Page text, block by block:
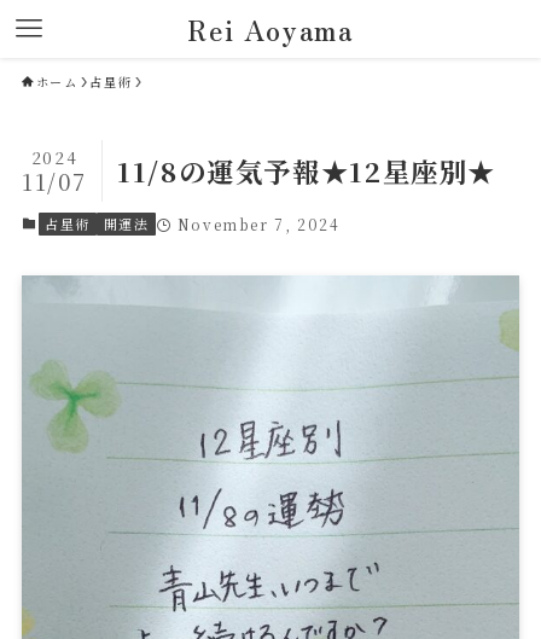
Rei Aoyama
ホーム 占星術
11/8の運気予報★12星座別★
2024
11/07
占星術 開運法 November 7, 2024